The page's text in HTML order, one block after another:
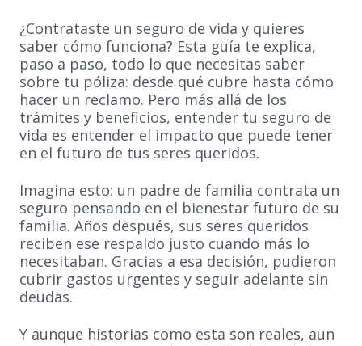
¿Contrataste un seguro de vida y quieres
saber cómo funciona? Esta guía te explica,
paso a paso, todo lo que necesitas saber
sobre tu póliza: desde qué cubre hasta cómo
hacer un reclamo. Pero más allá de los
trámites y beneficios, entender tu seguro de
vida es entender el impacto que puede tener
en el futuro de tus seres queridos.
Imagina esto: un padre de familia contrata un
seguro pensando en el bienestar futuro de su
familia. Años después, sus seres queridos
reciben ese respaldo justo cuando más lo
necesitaban. Gracias a esa decisión, pudieron
cubrir gastos urgentes y seguir adelante sin
deudas.
Y aunque historias como esta son reales, aun